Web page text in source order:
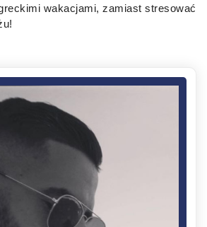
wakacjami, zamiast stresować